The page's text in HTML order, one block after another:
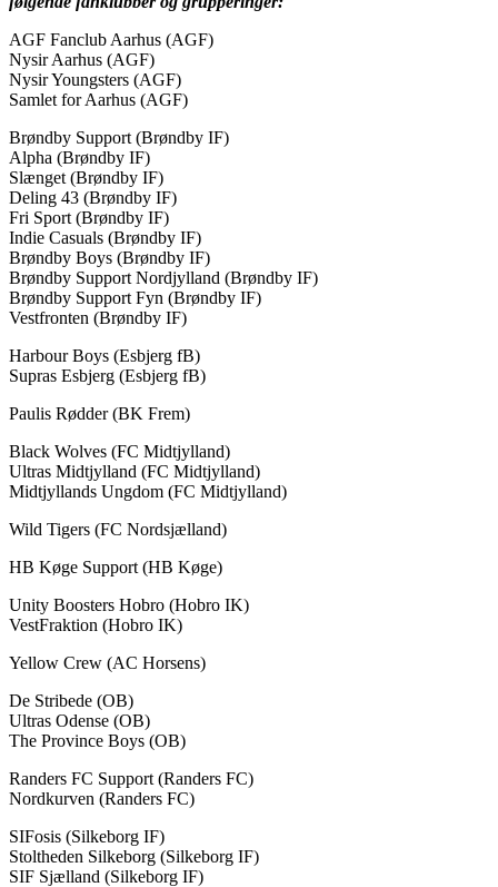
AGF Fanclub Aarhus (AGF)
Nysir Aarhus (AGF)
Nysir Youngsters (AGF)
Samlet for Aarhus (AGF)
Brøndby Support (Brøndby IF)
Alpha (Brøndby IF)
Slænget (Brøndby IF)
Deling 43 (Brøndby IF)
Fri Sport (Brøndby IF)
Indie Casuals (Brøndby IF)
Brøndby Boys (Brøndby IF)
Brøndby Support Nordjylland (Brøndby IF)
Brøndby Support Fyn (Brøndby IF)
Vestfronten (Brøndby IF)
Harbour Boys (Esbjerg fB)
Supras Esbjerg (Esbjerg fB)
Paulis Rødder (BK Frem)
Black Wolves (FC Midtjylland)
Ultras Midtjylland (FC Midtjylland)
Midtjyllands Ungdom (FC Midtjylland)
Wild Tigers (FC Nordsjælland)
HB Køge Support (HB Køge)
Unity Boosters Hobro (Hobro IK)
VestFraktion (Hobro IK)
Yellow Crew (AC Horsens)
De Stribede (OB)
Ultras Odense (OB)
The Province Boys (OB)
Randers FC Support (Randers FC)
Nordkurven (Randers FC)
SIFosis (Silkeborg IF)
Stoltheden Silkeborg (Silkeborg IF)
SIF Sjælland (Silkeborg IF)